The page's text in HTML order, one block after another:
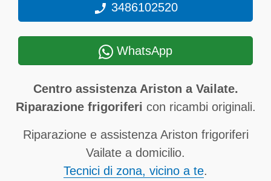
3486102520
WhatsApp
Centro assistenza Ariston a Vailate.
Riparazione frigoriferi con ricambi originali.
Riparazione e assistenza Ariston frigoriferi
Vailate a domicilio.
Tecnici di zona, vicino a te.